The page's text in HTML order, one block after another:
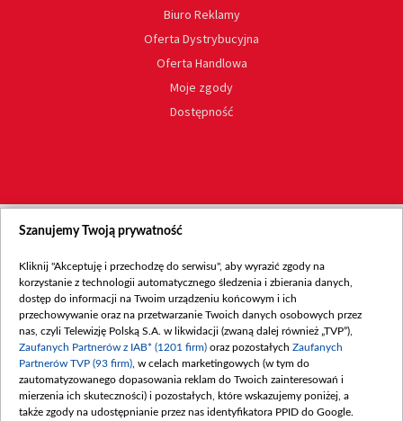
Biuro Reklamy
Oferta Dystrybucyjna
Oferta Handlowa
Moje zgody
Dostępność
Szanujemy Twoją prywatność
Kliknij "Akceptuję i przechodzę do serwisu", aby wyrazić zgody na
korzystanie z technologii automatycznego śledzenia i zbierania danych,
dostęp do informacji na Twoim urządzeniu końcowym i ich
przechowywanie oraz na przetwarzanie Twoich danych osobowych przez
nas, czyli Telewizję Polską S.A. w likwidacji (zwaną dalej również „TVP”),
Zaufanych Partnerów z IAB* (1201 firm) oraz pozostałych Zaufanych
Partnerów TVP (93 firm) , w celach marketingowych (w tym do
zautomatyzowanego dopasowania reklam do Twoich zainteresowań i
mierzenia ich skuteczności) i pozostałych, które wskazujemy poniżej, a
także zgody na udostępnianie przez nas identyfikatora PPID do Google.